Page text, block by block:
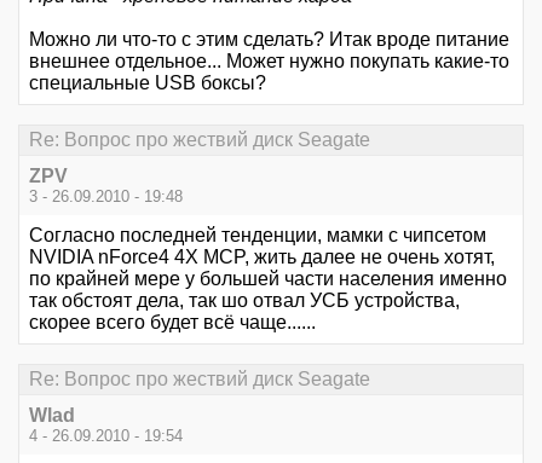
Можно ли что-то с этим сделать? Итак вроде питание
внешнее отдельное... Может нужно покупать какие-то
специальные USB боксы?
Re: Вопрос про жествий диск Seagate
ZPV
3 - 26.09.2010 - 19:48
Согласно последней тенденции, мамки с чипсетом
NVIDIA nForce4 4X MCP, жить далее не очень хотят,
по крайней мере у большей части населения именно
так обстоят дела, так шо отвал УСБ устройства,
скорее всего будет всё чаще......
Re: Вопрос про жествий диск Seagate
Wlad
4 - 26.09.2010 - 19:54